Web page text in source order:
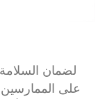
لضمان السلامة
على